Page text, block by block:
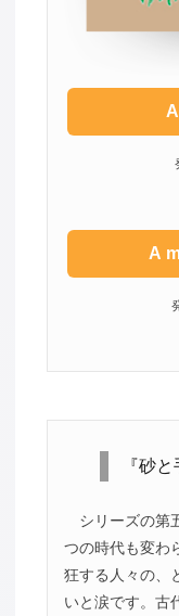
『砂
シリーズの第
つの時代も変わ
狂する人々の、
いと涙です。古